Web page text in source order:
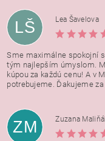
LŠ
Lea Šavelova
Sme maximálne spokojní
tým najlepším úmyslom.
kúpou za každú cenu! A v
potrebujeme. Ďakujeme
ZM
Zuzana